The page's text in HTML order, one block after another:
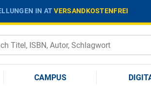
IN ATVERSANDKOSTENFREI
CAMPUS